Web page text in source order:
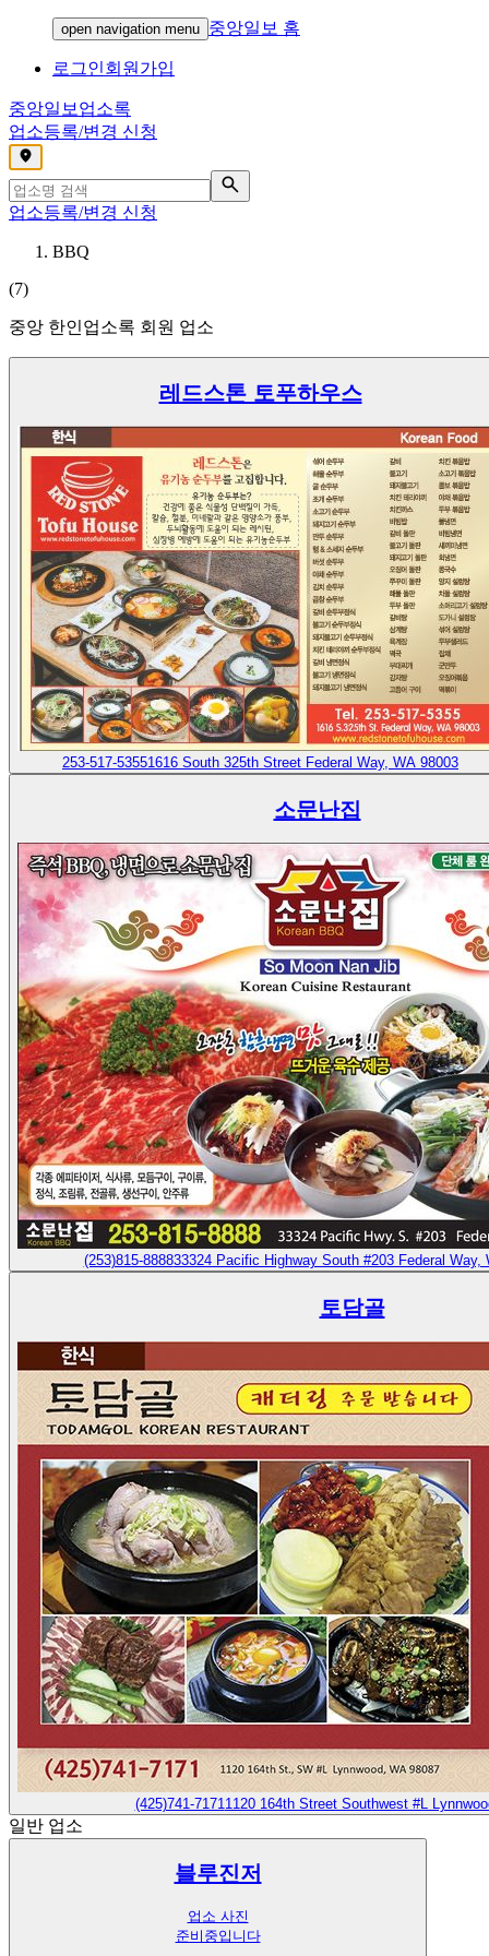
open navigation menu 중앙일보 홈
로그인회원가입
중앙일보 업소록
업소등록/변경 신청
,
업소등록/변경 신청
BBQ
(7)
중앙 한인업소록 회원 업소
레드스톤 토푸하우스
253-517-53551616 South 325th Street Federal Way, WA 98003
소문난집
(253)815-888833324 Pacific Highway South #203 Federal Way,
토담골
(425)741-7171 1120 164th Street Southwest #L
일반 업소
블루진저
업소 사진
준비중입니다